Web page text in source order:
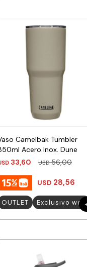
Camelbak Tumbler
Acero Inox. Dune
33,60 USD 56,00
USD 28,56
OUTLET Exclusivo web